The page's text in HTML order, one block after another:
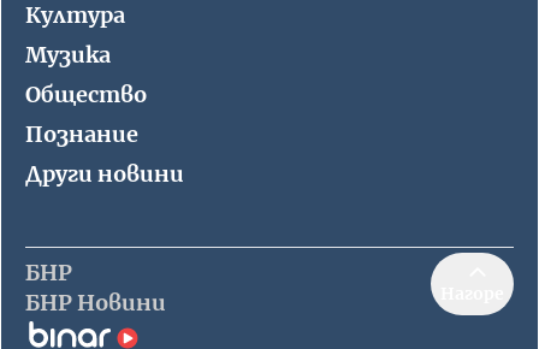
Култура
Музика
Общество
Познание
Други новини
БНР
БНР Новини